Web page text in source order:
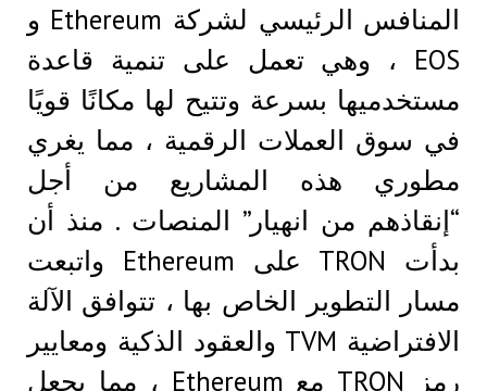
المنافس الرئيسي لشركة Ethereum و
EOS ، وهي تعمل على تنمية قاعدة
مستخدميها بسرعة وتتيح لها مكانًا قويًا
في سوق العملات الرقمية ، مما يغري
مطوري هذه المشاريع من أجل
“إنقاذهم من انهيار” المنصات . منذ أن
بدأت TRON على Ethereum واتبعت
مسار التطوير الخاص بها ، تتوافق الآلة
الافتراضية TVM والعقود الذكية ومعايير
رمز TRON مع Ethereum ، مما يجعل